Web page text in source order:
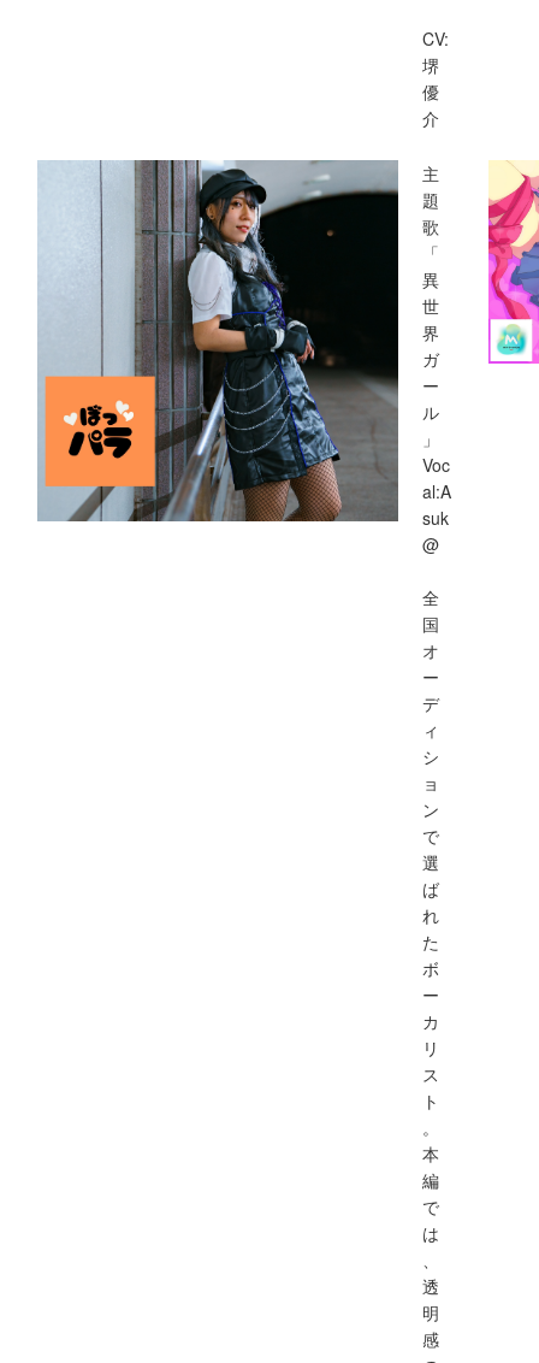
CV:
堺
優
介
主
題
歌
「
異
世
界
ガ
ー
ル
」
Voc
al:A
suk
@
全
国
オ
ー
デ
ィ
シ
ョ
ン
で
選
ば
れ
た
ボ
ー
カ
リ
ス
ト
。
本
編
で
は
、
透
明
感